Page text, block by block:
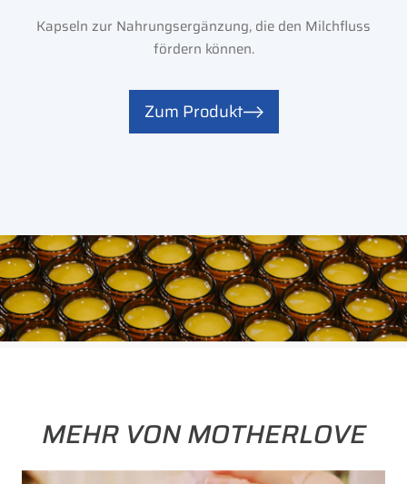
Kapseln zur Nahrungsergänzung, die den Milchfluss
fördern können.
Zum Produkt
MEHR VON MOTHERLOVE